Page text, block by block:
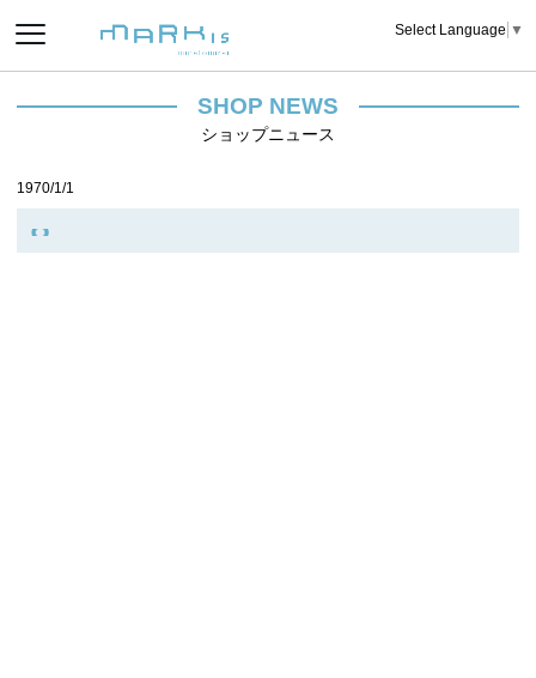
Select Language ▼
SHOP NEWS
ショップニュース
1970/1/1